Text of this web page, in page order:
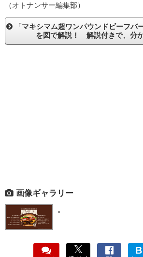
（オトナンサー編集部）
「マキシマム超ワンパウンドビーフバ
を図で解説！ 解説付きで、分
画像ギャラリー